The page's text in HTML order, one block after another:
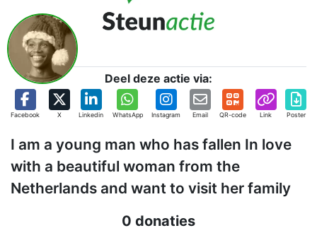
Deel deze actie via:
Facebook X Linkedin WhatsApp Instagram Email QR-code Link Poster
I am a young man who has fallen In love
with a beautiful woman from the
Netherlands and want to visit her family
0 donaties